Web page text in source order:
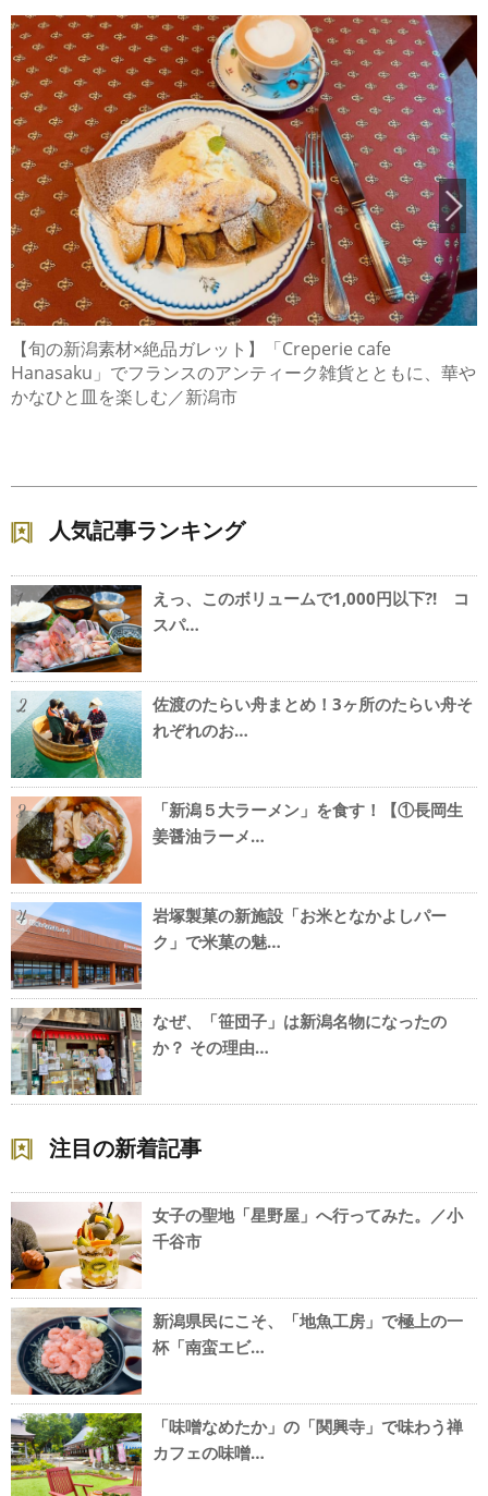
【旬の新潟素材×絶品ガレット】「Creperie cafe
Hanasaku」でフランスのアンティーク雑貨とともに、華や
かなひと皿を楽しむ／新潟市
人気記事ランキング
1
えっ、このボリュームで1,000円以下?! コ
スパ…
2
佐渡のたらい舟まとめ！3ヶ所のたらい舟そ
れぞれのお…
3
「新潟５大ラーメン」を食す！【①長岡生
姜醤油ラーメ…
4
岩塚製菓の新施設「お米となかよしパー
ク」で米菓の魅…
5
なぜ、「笹団子」は新潟名物になったの
か？ その理由…
注目の新着記事
女子の聖地「星野屋」へ行ってみた。／小
千谷市
新潟県民にこそ、「地魚工房」で極上の一
杯「南蛮エビ…
「味噌なめたか」の「関興寺」で味わう禅
カフェの味噌…